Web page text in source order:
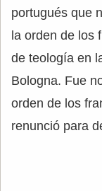
portugués que
la orden de los
de teología en
Bologna. Fue
orden de los
renunció para